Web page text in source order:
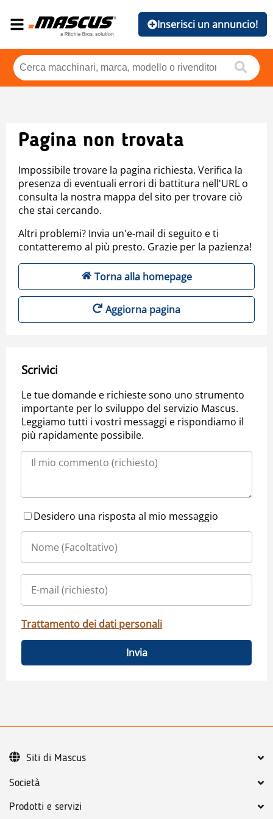
Inserisci un annuncio!
Pagina non trovata
Impossibile trovare la pagina richiesta. Verifica la
presenza di eventuali errori di battitura nell'URL o
consulta la nostra mappa del sito per trovare ciò
che stai cercando.
Altri problemi? Invia un'e-mail di seguito e ti
contatteremo al più presto. Grazie per la pazienza!
Torna alla homepage
Aggiorna pagina
Scrivici
Le tue domande e richieste sono uno strumento
importante per lo sviluppo del servizio Mascus.
Leggiamo tutti i vostri messaggi e rispondiamo il
più rapidamente possibile.
Desidero una risposta al mio messaggio
Trattamento dei dati personali
Invia
Società
Prodotti e servizi
Siti di Mascus